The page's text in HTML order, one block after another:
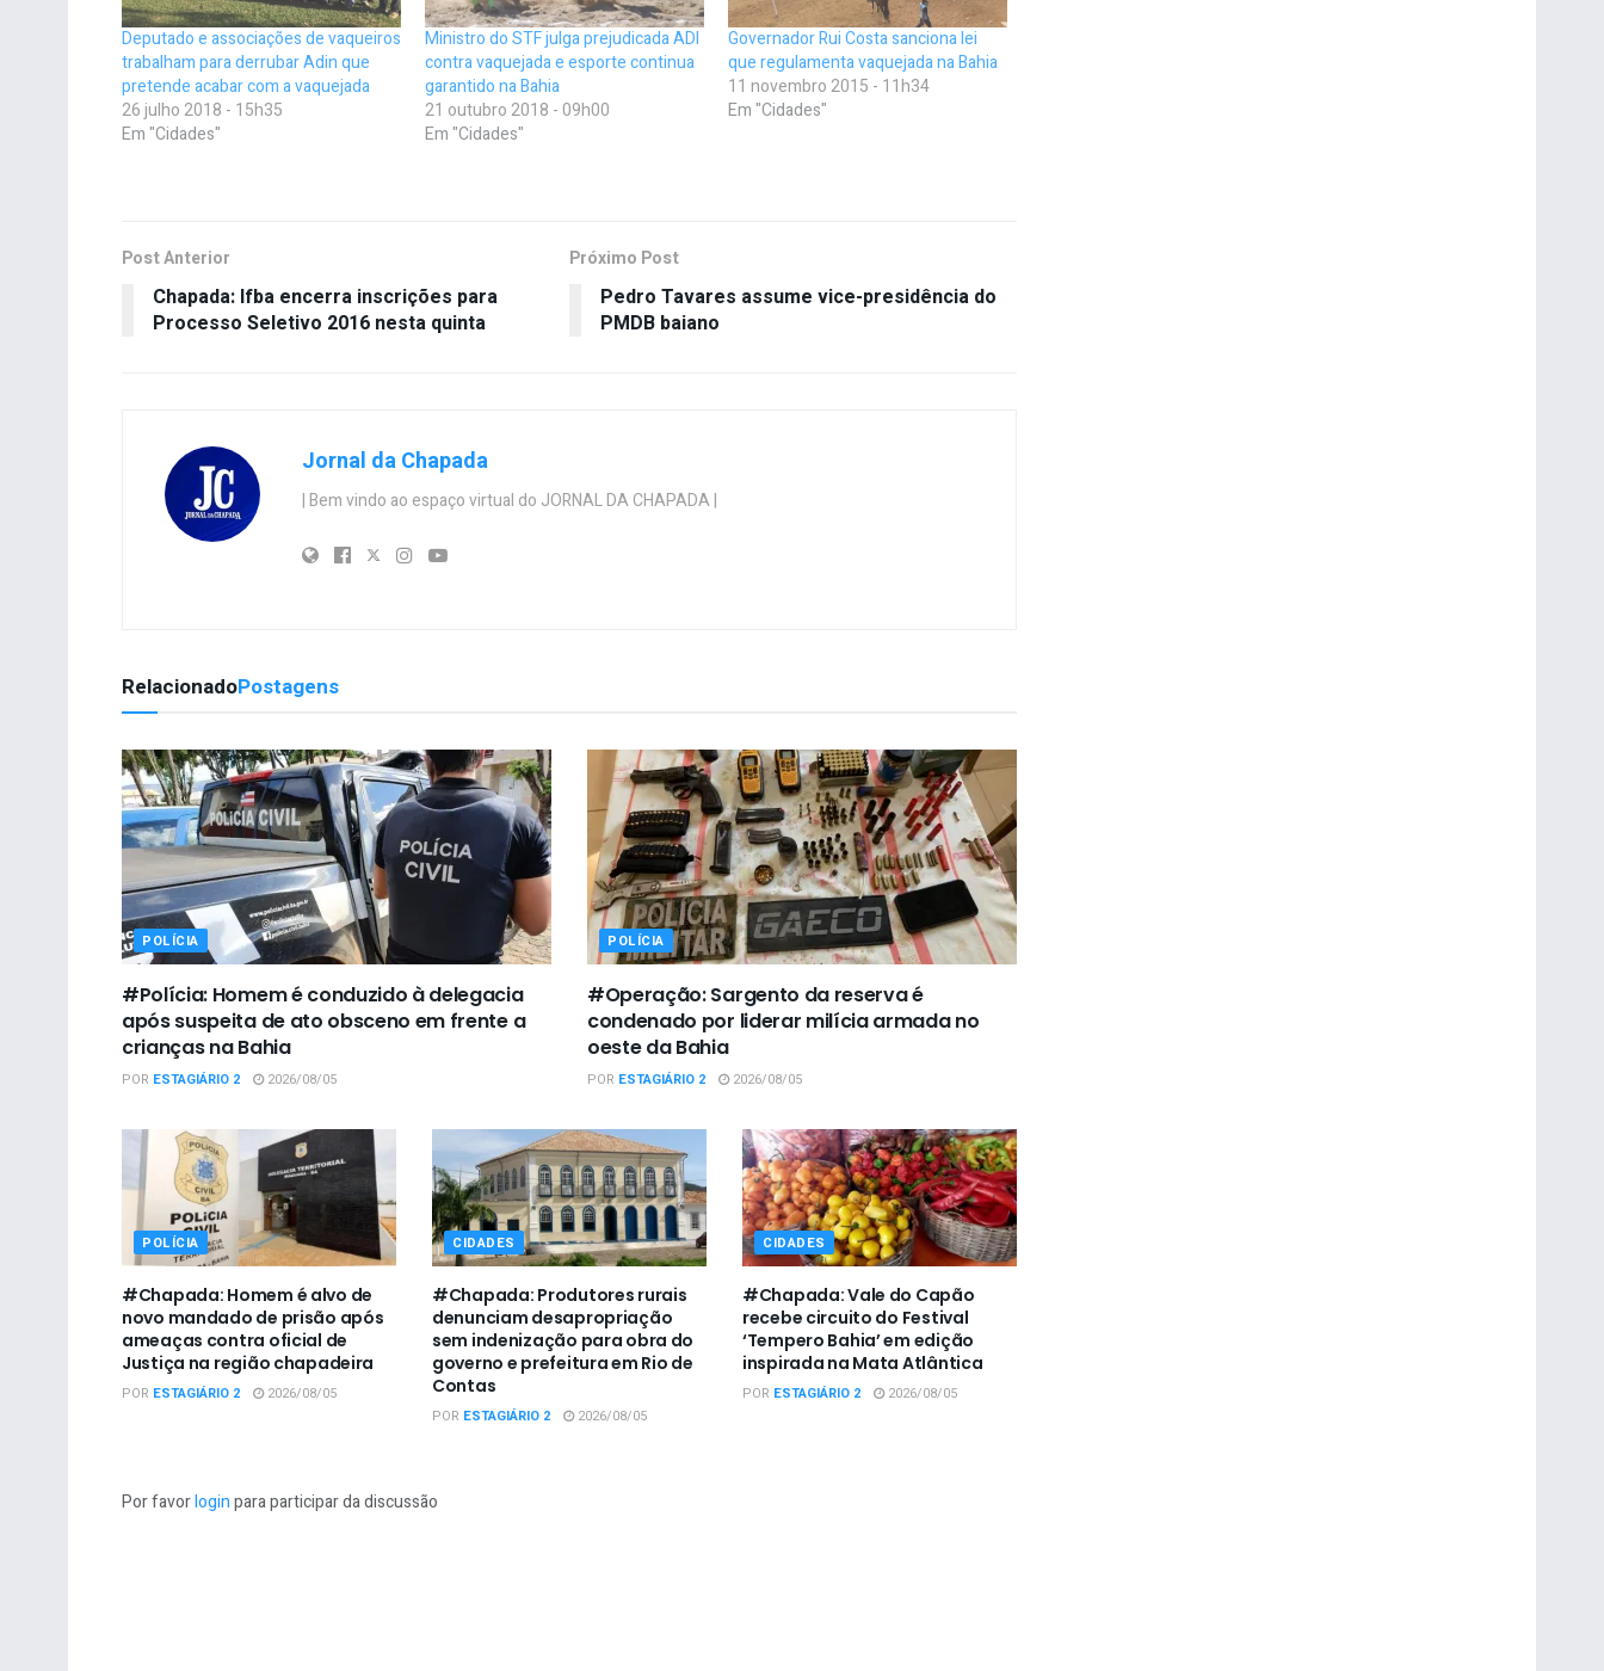
Deputado e associações de vaqueiros
trabalham para derrubar Adin que
pretende acabar com a vaquejada
26 julho 2018 - 15h35
Em "Cidades"
Ministro do STF julga prejudicada ADI
contra vaquejada e esporte continua
garantido na Bahia
21 outubro 2018 - 09h00
Em "Cidades"
Governador Rui Costa sanciona lei
que regulamenta vaquejada na Bahia
11 novembro 2015 - 11h34
Em "Cidades"
Post Anterior
Chapada: Ifba encerra inscrições para
Processo Seletivo 2016 nesta quinta
Próximo Post
​Pedro Tavares assume vice-presidência do
PMDB baiano
Jornal da Chapada
| Bem vindo ao espaço virtual do JORNAL DA CHAPADA |
RelacionadoPostagens
POLÍCIA
#Polícia: Homem é conduzido à delegacia
após suspeita de ato obsceno em frente a
crianças na Bahia
POR ESTAGIÁRIO 2 2026/08/05
POLÍCIA
#Operação: Sargento da reserva é
condenado por liderar milícia armada no
oeste da Bahia
POR ESTAGIÁRIO 2 2026/08/05
POLÍCIA
#Chapada: Homem é alvo de
novo mandado de prisão após
ameaças contra oficial de
Justiça na região chapadeira
POR ESTAGIÁRIO 2 2026/08/05
CIDADES
#Chapada: Produtores rurais
denunciam desapropriação
sem indenização para obra do
governo e prefeitura em Rio de
Contas
POR ESTAGIÁRIO 2 2026/08/05
CIDADES
#Chapada: Vale do Capão
recebe circuito do Festival
‘Tempero Bahia’ em edição
inspirada na Mata Atlântica
POR ESTAGIÁRIO 2 2026/08/05
Por favorloginpara participar da discussão